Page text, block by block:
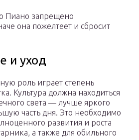
Пиано запрещено
она пожелтеет и сбросит
и уход
роль играет степень
Культура должна находиться
света — лучше яркого
часть дня. Это необходимо
развития и роста
а также для обильного